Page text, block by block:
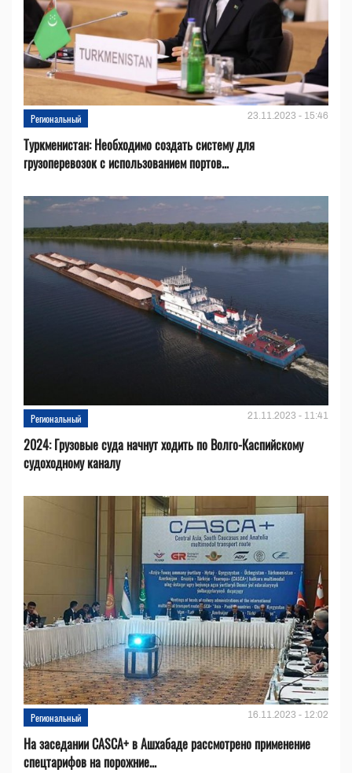
Региональный 23.11.2023 - 15:46
Туркменистан: Необходимо создать систему для
грузоперевозок с использованием портов...
Региональный 21.11.2023 - 11:41
2024: Грузовые суда начнут ходить по Волго-Каспийскому
судоходному каналу
Региональный 16.11.2023 - 12:02
На заседании CASCA+ в Ашхабаде рассмотрено применение
спецтарифов на порожние...